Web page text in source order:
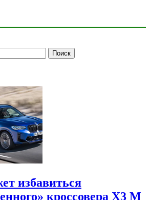
избавиться
кроссовера X3 M